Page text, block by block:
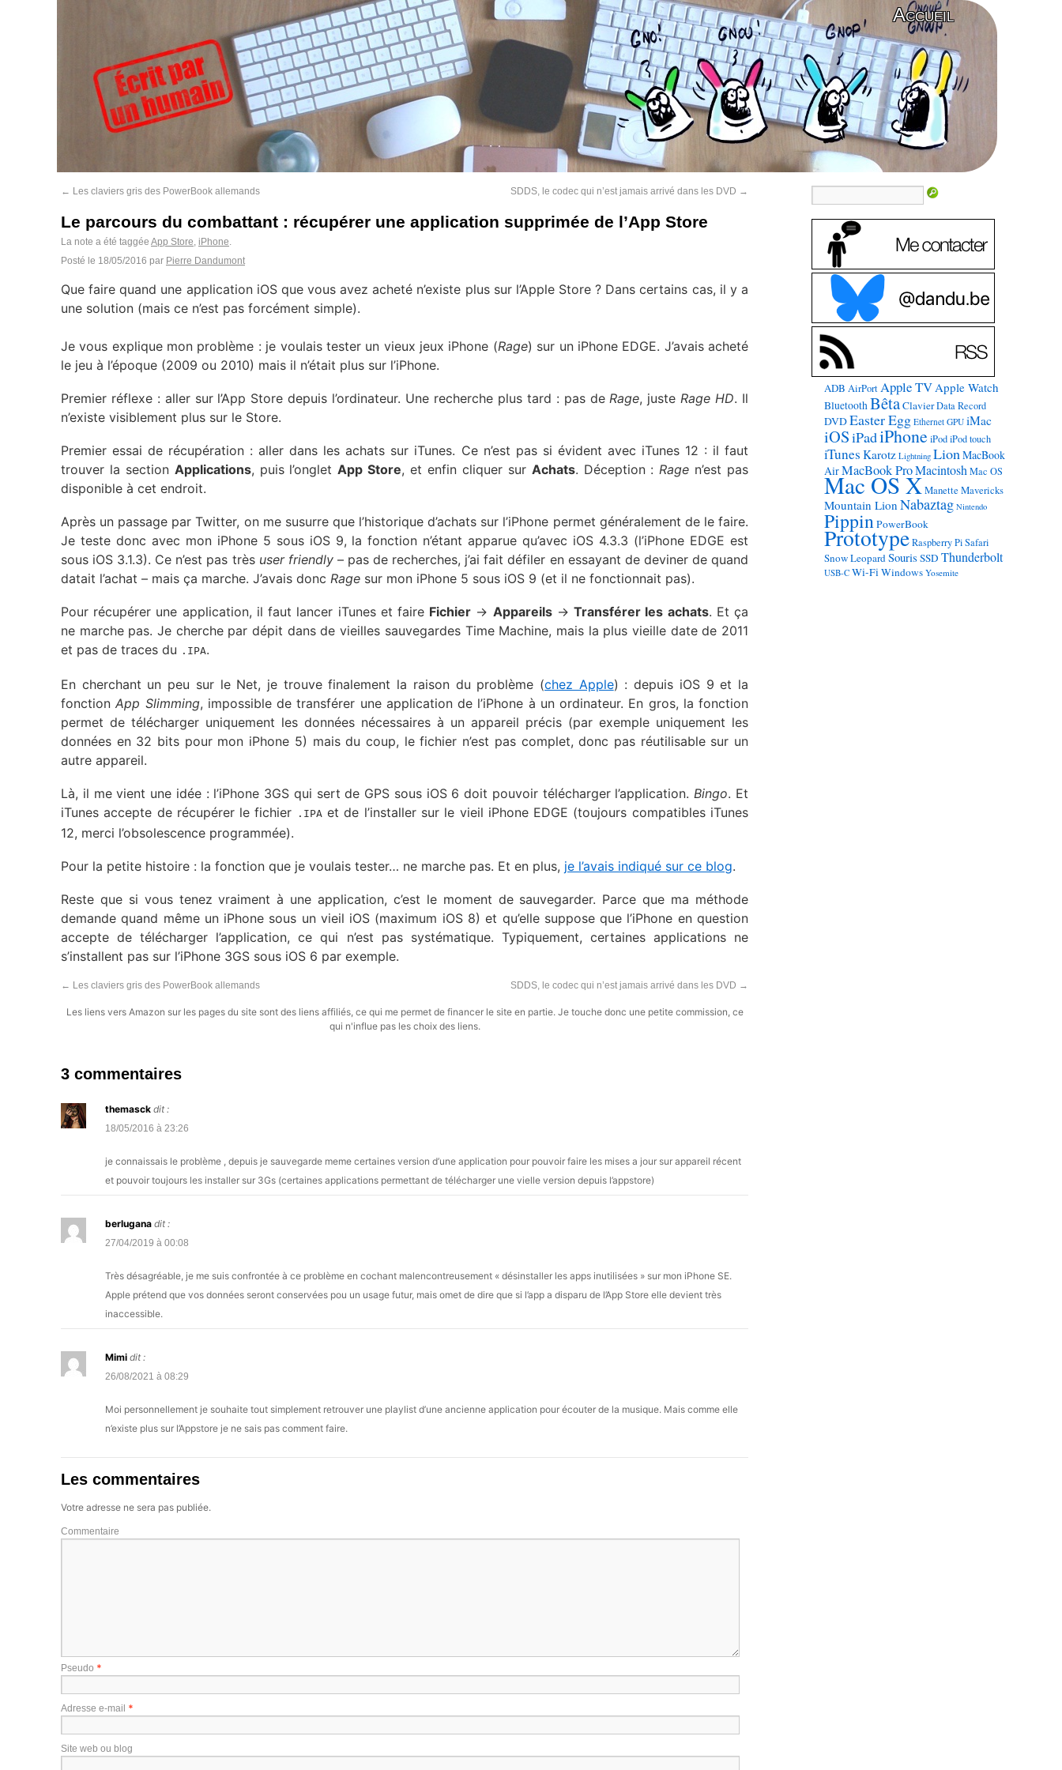
Accueil
← Les claviers gris des PowerBook allemands SDDS, le codec qui n’est jamais arrivé dans les DVD →
Le parcours du combattant : récupérer une application supprimée de l’App Store
La note a été taggée App Store, iPhone.
Posté le 18/05/2016 par Pierre Dandumont
Que faire quand une application iOS que vous avez acheté n’existe plus sur l’Apple Store ? Dans certains cas, il y a
une solution (mais ce n’est pas forcément simple).
Je vous explique mon problème : je voulais tester un vieux jeux iPhone (Rage) sur un iPhone EDGE. J’avais acheté
le jeu à l’époque (2009 ou 2010) mais il n’était plus sur l’iPhone.
Premier réflexe : aller sur l’App Store depuis l’ordinateur. Une recherche plus tard : pas deRage, justeRage HD. Il
n’existe visiblement plus sur le Store.
Premier essai de récupération : aller dans les achats sur iTunes. Ce n’est pas si évident avec iTunes 12 : il faut
trouver la section Applications, puis l’ongletApp Store, et enfin cliquer sur Achats. Déception :Rage n’est pas
disponible à cet endroit.
Après un passage par Twitter, on me susurre que l’historique d’achats sur l’iPhone permet généralement de le faire.
Je teste donc avec mon iPhone 5 sous iOS 9, la fonction n’étant apparue qu’avec iOS 4.3.3 (l’iPhone EDGE est
sous iOS 3.1.3). Ce n’est pas très user friendly– pas de recherches, j’ai fait défiler en essayant de deviner de quand
datait l’achat – mais ça marche. J’avais donc Rage sur mon iPhone 5 sous iOS 9 (et il ne fonctionnait pas).
Pour récupérer une application, il faut lancer iTunes et faire Fichier -> Appareils->Transférer les achats. Et ça
ne marche pas. Je cherche par dépit dans de vieilles sauvegardes Time Machine, mais la plus vieille date de 2011
et pas de traces du .IPA.
En cherchant un peu sur le Net, je trouve finalement la raison du problème (chez Apple) : depuis iOS 9 et la
fonctionApp Slimming, impossible de transférer une application de l’iPhone à un ordinateur. En gros, la fonction
permet de télécharger uniquement les données nécessaires à un appareil précis (par exemple uniquement les
données en 32 bits pour mon iPhone 5) mais du coup, le fichier n’est pas complet, donc pas réutilisable sur un
autre appareil.
Là, il me vient une idée : l’iPhone 3GS qui sert de GPS sous iOS 6 doit pouvoir télécharger l’application.Bingo. Et
iTunes accepte de récupérer le fichier
.IPAet de l’installer sur le vieil iPhone EDGE (toujours compatibles iTunes
12, merci l’obsolescence programmée).
Pour la petite histoire : la fonction que je voulais tester… ne marche pas. Et en plus, je l’avais indiqué sur ce blog.
Reste que si vous tenez vraiment à une application, c’est le moment de sauvegarder. Parce que ma méthode
demande quand même un iPhone sous un vieil iOS (maximum iOS 8) et qu’elle suppose que l’iPhone en question
accepte de télécharger l’application, ce qui n’est pas systématique. Typiquement, certaines applications ne
s’installent pas sur l’iPhone 3GS sous iOS 6 par exemple.
← Les claviers gris des PowerBook allemands SDDS, le codec qui n’est jamais arrivé dans les DVD →
Les liens vers Amazon sur les pages du site sont des liens affiliés, ce qui me permet de financer le site en partie. Je touche donc une petite commission, ce
qui n'influe pas les choix des liens.
3 commentaires
themasck dit :
18/05/2016 à 23:26
je connaissais le problème , depuis je sauvegarde meme certaines version d’une application pour pouvoir faire les mises a jour sur appareil récent
et pouvoir toujours les installer sur 3Gs (certaines applications permettant de télécharger une vielle version depuis l’appstore)
berlugana dit :
27/04/2019 à 00:08
Très désagréable, je me suis confrontée à ce problème en cochant malencontreusement « désinstaller les apps inutilisées » sur mon iPhone SE.
Apple prétend que vos données seront conservées pou un usage futur, mais omet de dire que si l’app a disparu de l’App Store elle devient très
inaccessible.
Mimi dit :
26/08/2021 à 08:29
Moi personnellement je souhaite tout simplement retrouver une playlist d’une ancienne application pour écouter de la musique. Mais comme elle
n’existe plus sur l’Appstore je ne sais pas comment faire.
Les commentaires
Votre adresse ne sera pas publiée.
Commentaire
Pseudo *
Adresse e-mail *
Site web ou blog
ADB AirPort Apple TVApple Watch
BluetoothBêtaClavier Data Record
DVDEaster Egg Ethernet GPU iMac
iOSiPadiPhone iPod iPod touch
iTunes Karotz Lightning LionMacBook
AirMacBook ProMacintosh Mac OS
Mac OS XManette Mavericks
Mountain Lion Nabaztag Nintendo
PippinPowerBook
Prototype Raspberry Pi Safari
Snow LeopardSouris SSD Thunderbolt
USB-C Wi-FiWindows Yosemite